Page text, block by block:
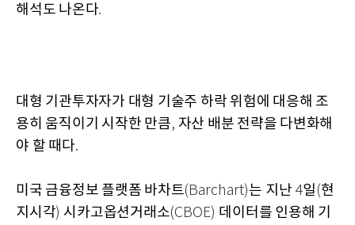
해석도 나온다.
대형 기관투자자가 대형 기술주 하락 위험에 대응해 조
용히 움직이기 시작한 만큼, 자산 배분 전략을 다변화해
야 할 때다.
미국 금융정보 플랫폼 바차트(Barchart)는 지난 4일 (현
지시각)시카고옵션거래소(CBOE) 데이터를 인용해 기